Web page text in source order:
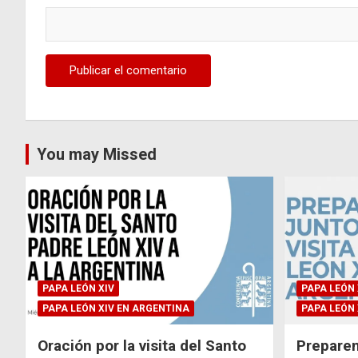
You may Missed
PAPA LEÓN XIV
PAPA LEÓN XIV EN ARGENTINA
Oración por la visita del Santo
PAPA LEÓN
PAPA